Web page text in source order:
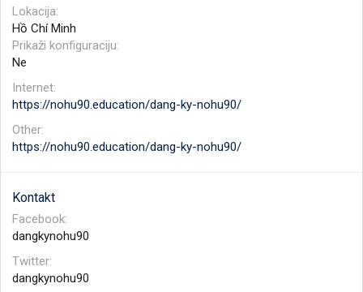
Lokacija
Hồ Chí Minh
Prikaži konfiguraciju
Ne
Internet
https://nohu90.education/dang-ky-nohu90/
Other
https://nohu90.education/dang-ky-nohu90/
Kontakt
Facebook
dangkynohu90
Twitter
dangkynohu90